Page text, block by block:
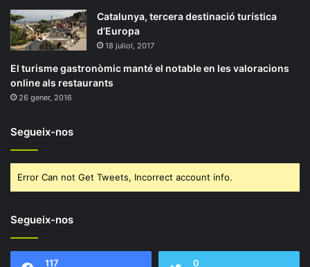
Catalunya, tercera destinació turística
d’Europa
18 juliol, 2017
El turisme gastronòmic manté el notable en les valoracions
online als restaurants
26 gener, 2016
Segueix-nos
Error Can not Get Tweets, Incorrect account info.
Segueix-nos
117 0